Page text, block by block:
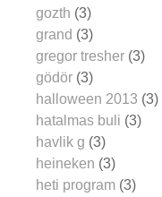
gozth (3)
grand (3)
gregor tresher (3)
gödör (3)
halloween 2013 (3)
hatalmas buli (3)
havlik g (3)
heineken (3)
heti program (3)